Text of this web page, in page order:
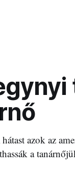
azok az
a